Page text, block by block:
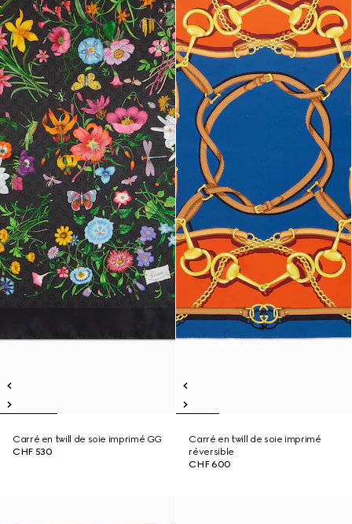
Carré en twill de soie imprimé GG
CHF 530
Carré en twill de soie imprimé
réversible
CHF 600